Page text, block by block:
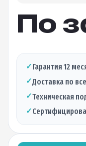
По
✓Гарантия 12
✓Доставка по
✓Техническая
✓